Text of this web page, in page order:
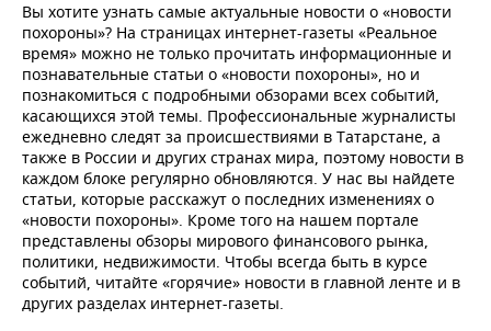
Вы хотите узнать самые актуальные новости о «новости
похороны»? На страницах интернет-газеты «Реальное
время» можно не только прочитать информационные и
познавательные статьи о «новости похороны», но и
познакомиться с подробными обзорами всех событий,
касающихся этой темы. Профессиональные журналисты
ежедневно следят за происшествиями в Татарстане, а
также в России и других странах мира, поэтому новости в
каждом блоке регулярно обновляются. У нас вы найдете
статьи, которые расскажут о последних изменениях о
«новости похороны». Кроме того на нашем портале
представлены обзоры мирового финансового рынка,
политики, недвижимости. Чтобы всегда быть в курсе
событий, читайте «горячие» новости в главной ленте и в
других разделах интернет-газеты.